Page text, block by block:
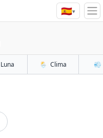
🇪🇸▾
Luna 🌦️ Clima 💨